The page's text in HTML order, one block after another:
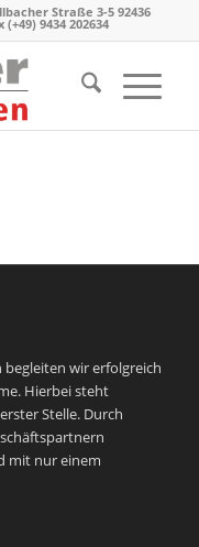
Straße 3-5 92436
9434 202634
begleiten wir erfolgreich
Hierbei steht
Stelle. Durch
mit nur einem